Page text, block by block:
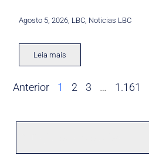
Agosto 5, 2026 LBC Noticias LBC
Leia mais
Anterior 1 2 3 … 1.161